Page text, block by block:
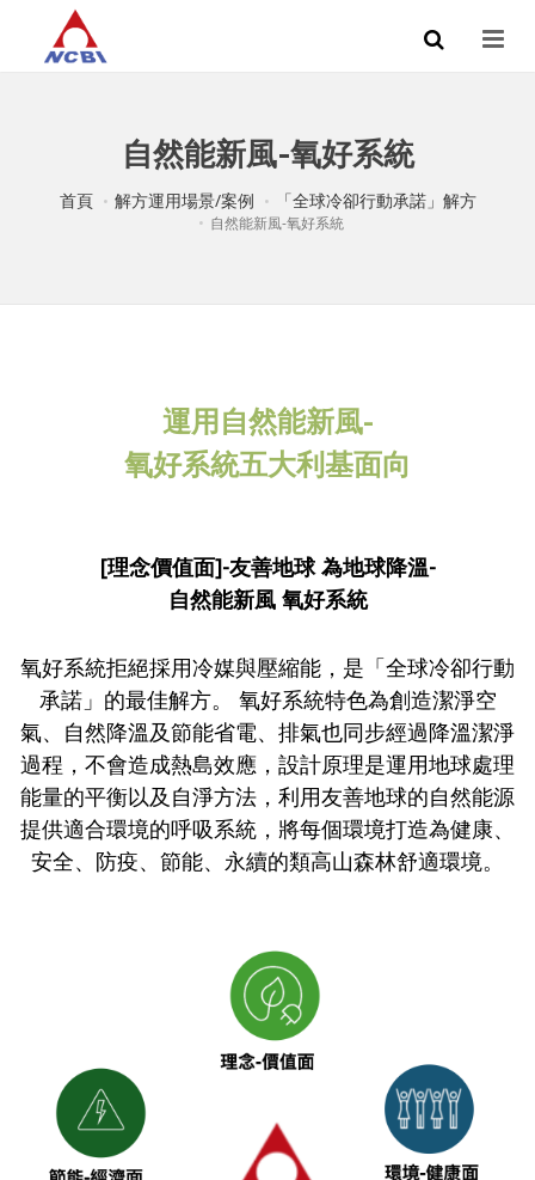
自然能新風-氧好系統
首頁 解方運用場景/案例 「全球冷卻行動承諾」解方
自然能新風-氧好系統
運用自然能新風-
氧好系統五大利基面向
[理念價值面]-友善地球 為地球降溫-
自然能新風 氧好系統
氧好系統拒絕採用冷媒與壓縮能，是「全球冷卻行動
承諾」的最佳解方。 氧好系統特色為創造潔淨空
氣、自然降溫及節能省電、排氣也同步經過降溫潔淨
過程，不會造成熱島效應，設計原理是運用地球處理
能量的平衡以及自淨方法，利用友善地球的自然能源
提供適合環境的呼吸系統，將每個環境打造為健康、
安全、防疫、節能、永續的類高山森林舒適環境。